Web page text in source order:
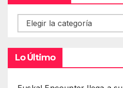
Contenidos
Lo Último